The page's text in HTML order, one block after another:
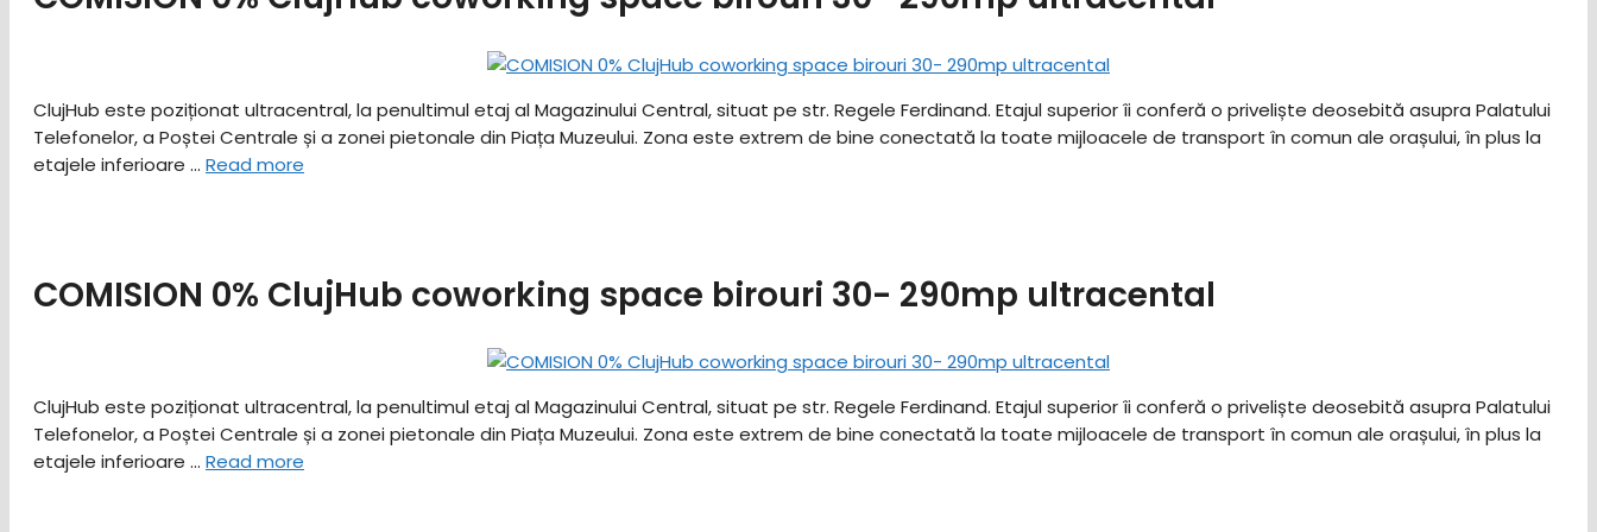
ClujHub este poziționat ultracentral, la penultimul etaj al Magazinului Central, situat pe str. Regele Ferdinand. Etajul superior îi conferă o priveliște deosebită asupra Palatului
Telefonelor, a Poștei Centrale și a zonei pietonale din Piața Muzeului. Zona este extrem de bine conectată la toate mijloacele de transport în comun ale orașului, în plus la
etajele inferioare … Read more
COMISION 0% ClujHub coworking space birouri 30- 290mp ultracental
ClujHub este poziționat ultracentral, la penultimul etaj al Magazinului Central, situat pe str. Regele Ferdinand. Etajul superior îi conferă o priveliște deosebită asupra Palatului
Telefonelor, a Poștei Centrale și a zonei pietonale din Piața Muzeului. Zona este extrem de bine conectată la toate mijloacele de transport în comun ale orașului, în plus la
etajele inferioare … Read more